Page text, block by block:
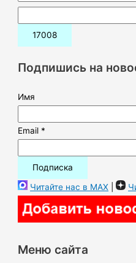
о
и
:Подпишись на
Имя
Email *
Читайте нас в MAX |
Меню сайта